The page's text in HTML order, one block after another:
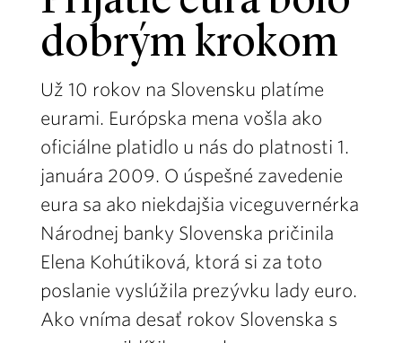
dobrým krokom
Už 10 rokov na Slovensku platíme
eurami. Európska mena vošla ako
oficiálne platidlo u nás do platnosti 1.
januára 2009. O úspešné zavedenie
eura sa ako niekdajšia viceguvernérka
Národnej banky Slovenska pričinila
Elena Kohútiková, ktorá si za toto
poslanie vyslúžila prezývku lady euro.
Ako vníma desať rokov Slovenska s